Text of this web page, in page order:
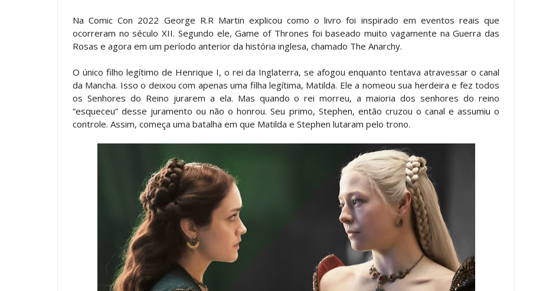
Na Comic Con 2022 George R.R Martin explicou como o livro foi inspirado em eventos reais que
ocorreram no século XII. Segundo ele, Game of Thrones foi baseado muito vagamente na Guerra das
Rosas e agora em um período anterior da história inglesa, chamado The Anarchy.
O único filho legítimo de Henrique I, o rei da Inglaterra, se afogou enquanto tentava atravessar o canal
da Mancha. Isso o deixou com apenas uma filha legítima, Matilda. Ele a nomeou sua herdeira e fez todos
os Senhores do Reino jurarem a ela. Mas quando o rei morreu, a maioria dos senhores do reino
“esqueceu” desse juramento ou não o honrou. Seu primo, Stephen, então cruzou o canal e assumiu o
controle. Assim, começa uma batalha em que Matilda e Stephen lutaram pelo trono.